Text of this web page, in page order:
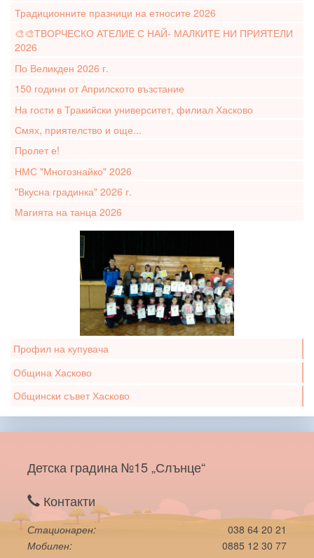
Традиционните празници на етносите 2026
🎨🎨ТВОРЧЕСКО АТЕЛИЕ С НАЙ- МАЛКИТЕ НИ ПРИЯТЕЛИ
2026
По Великден 2026 г.
150 години от Априлското възстание
На гости в Тракийски университет, филиал Хасково
Смях, приятелство и още...
Пролет е!
НМС "Многознайко" 2026
"Вкусна градинка" 2026 г.
Магията на танца 2026
Профил на купувача
Община Хасково
Общински съвет Хасково
Детска градина №15 „Слънце“
Контакти
Стационарен
038 64 20 21
Мобилен
0885 12 30 77